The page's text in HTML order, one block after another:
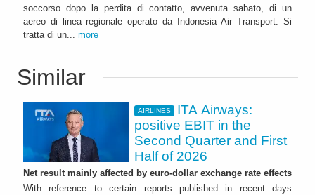
soccorso dopo la perdita di contatto, avvenuta sabato, di un
aereo di linea regionale operato da Indonesia Air Transport. Si
tratta di un... more
Similar
AIRLINES
ITA Airways:
positive EBIT in the
Second Quarter and First
Half of 2026
Net result mainly affected by euro-dollar exchange rate effects
With reference to certain reports published in recent days